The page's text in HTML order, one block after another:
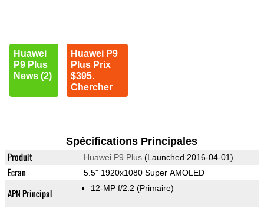
Huawei
P9 Plus
News (2)
Huawei P9
Plus Prix
$395.
Chercher
Spécifications Principales
Produit Huawei P9 Plus(Launched 2016-04-01)
Ecran 5.5" 1920x1080 Super AMOLED
APN Principal 12-MP f/2.2 (Primaire)